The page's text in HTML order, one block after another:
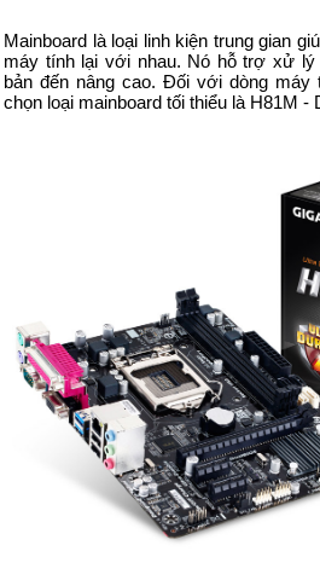
Mainboard là loại linh kiện trung gian
máy tính lại với nhau. Nó hỗ trợ xử
bản đến nâng cao. Đối với dòng máy
chọn loại mainboard tối thiểu là H81M -